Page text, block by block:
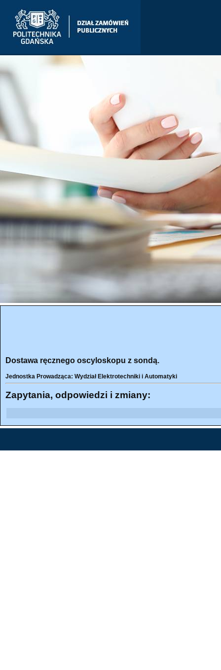
Dostawa ręcznego oscyloskopu z sondą.
Jednostka Prowadząca: Wydział Elektrotechniki i Automatyki
Zapytania, odpowiedzi i zmiany: